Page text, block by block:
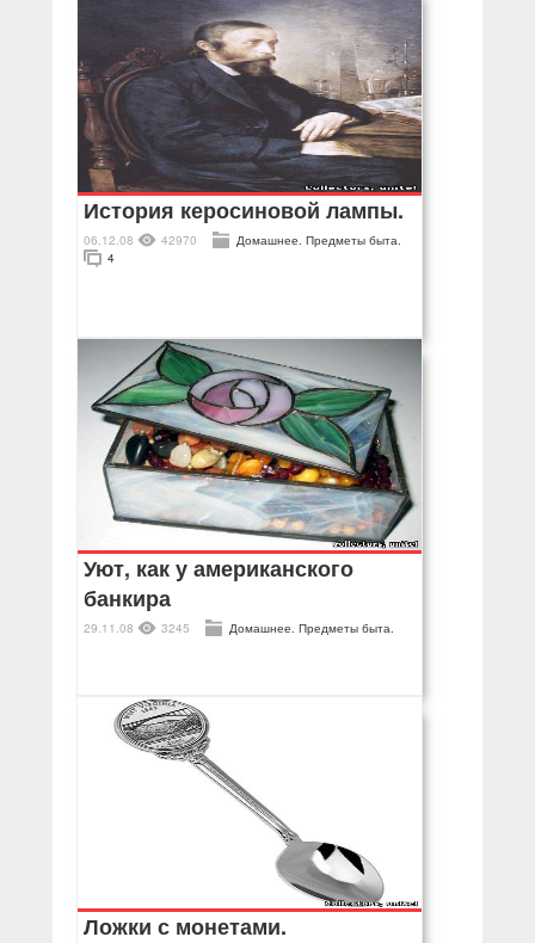
История керосиновой лампы.
06.12.08 42970
Домашнее. Предметы быта.
4
Уют, как у американского
банкира
29.11.08 3245 Домашнее. Предметы быта.
Ложки с монетами.